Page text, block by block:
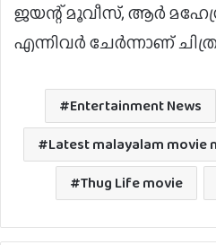
ജയന്റ് മൂവീസ്, ആര്‍
എന്നിവര്‍ ചേര്‍ന്നാണ്
Entertainment News
Latest malayalam movie
Thug Life movie